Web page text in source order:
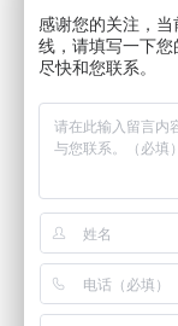
感谢您的关注，
线，请填写一下
尽快和您联系。